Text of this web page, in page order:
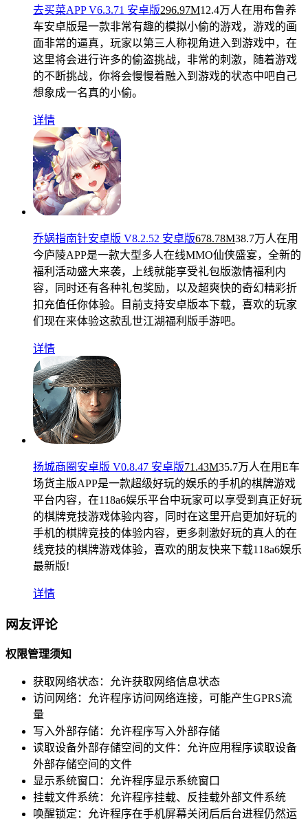
去买菜APP V6.3.71 安卓版296.97M12.4万人在用布鲁养
车安卓版是一款非常有趣的模拟小偷的游戏，游戏的画
面非常的逼真，玩家以第三人称视角进入到游戏中，在
这里将会进行许多的偷盗挑战，非常的刺激，随着游戏
的不断挑战，你将会慢慢着融入到游戏的状态中吧自己
想象成一名真的小偷。
详情
乔娲指南针安卓版 V8.2.52 安卓版678.78M38.7万人在用
今庐陵APP是一款大型多人在线MMO仙侠盛宴，全新的
福利活动盛大来袭，上线就能享受礼包版激情福利内
容，同时还有各种礼包奖励，以及超爽快的奇幻精彩折
扣充值任你体验。目前支持安卓版本下载，喜欢的玩家
们现在来体验这款乱世江湖福利版手游吧。
详情
扬城商圈安卓版 V0.8.47 安卓版71.43M35.7万人在用E车
场货主版APP是一款超级好玩的娱乐的手机的棋牌游戏
平台内容，在118a6娱乐平台中玩家可以享受到真正好玩
的棋牌竞技游戏体验内容，同时在这里开启更加好玩的
手机的棋牌竞技的体验内容，更多刺激好玩的真人的在
线竞技的棋牌游戏体验，喜欢的朋友快来下载118a6娱乐
最新版!
详情
网友评论
权限管理须知
获取网络状态：
允许获取网络信息状态
访问网络：
允许程序访问网络连接，可能产生GPRS流
量
写入外部存储：
允许程序写入外部存储
读取设备外部存储空间的文件：
允许应用程序读取设备
外部存储空间的文件
显示系统窗口：
允许程序显示系统窗口
挂载文件系统：
允许程序挂载、反挂载外部文件系统
唤醒锁定：
允许程序在手机屏幕关闭后后台进程仍然运